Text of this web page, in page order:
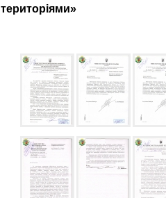
територіями»